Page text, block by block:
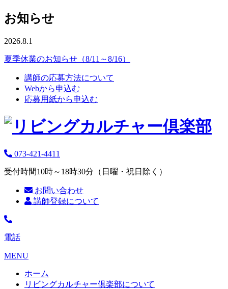
お知らせ
2026.8.1
夏季休業のお知らせ（8/11～8/16）
講師の応募方法について
Webから申込む
応募用紙から申込む
073-421-4411
受付時間10時～18時30分（日曜・祝日除く）
お問い合わせ
講師登録について
電話
MENU
ホーム
リビングカルチャー倶楽部について